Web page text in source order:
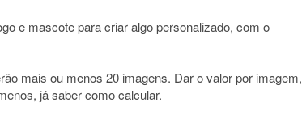
e mascote para criar algo personalizado, com o
mais ou menos 20 imagens. Dar o valor por imagem,
já saber como calcular.